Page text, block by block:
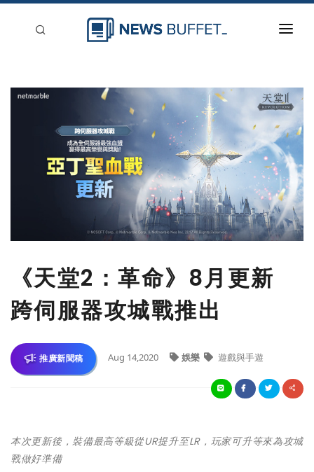
新聞稿分類
《天堂2：革命》8月更新
跨伺服器攻城戰推出
推廣新聞稿 Aug 14,2020 娛樂 遊戲與手遊
本次更新後，裝備最高等級從UR提升至LR，玩家可升等來為攻城
戰做好準備